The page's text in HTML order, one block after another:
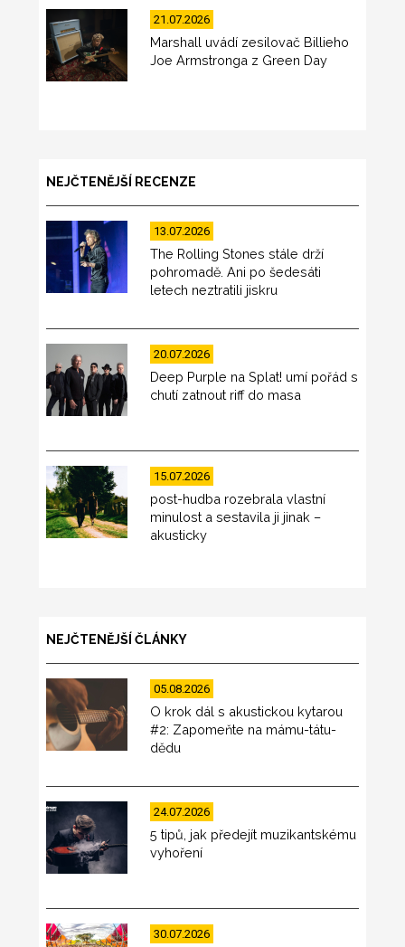
21.07.2026
Marshall uvádí zesilovač Billieho
Joe Armstronga z Green Day
NEJČTENĚJŠÍ RECENZE
13.07.2026
The Rolling Stones stále drží
pohromadě. Ani po šedesáti
letech neztratili jiskru
20.07.2026
Deep Purple na Splat! umí pořád s
chutí zatnout riff do masa
15.07.2026
post-hudba rozebrala vlastní
minulost a sestavila ji jinak –
akusticky
NEJČTENĚJŠÍ ČLÁNKY
05.08.2026
O krok dál s akustickou kytarou
#2: Zapomeňte na mámu-tátu-
dědu
24.07.2026
5 tipů, jak předejít muzikantskému
vyhoření
30.07.2026